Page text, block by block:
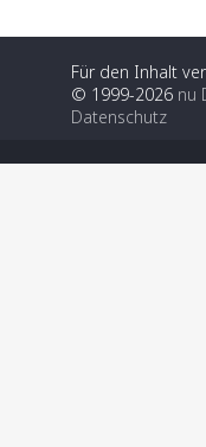
Für den Inhalt
© 1999-2026 nu
Datenschutz